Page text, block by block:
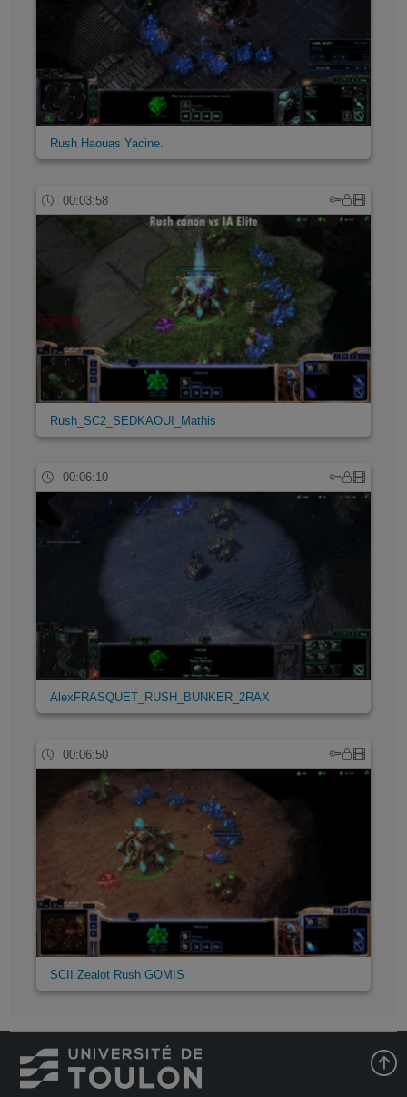
Rush Haouas Yacine.
00:03:58
Rush_SC2_SEDKAOUI_Mathis
00:06:10
AlexFRASQUET_RUSH_BUNKER_2RAX
00:06:50
SCII Zealot Rush GOMIS